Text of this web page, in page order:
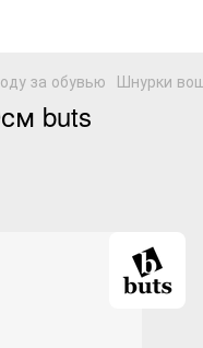
за обувью Шнурки
buts